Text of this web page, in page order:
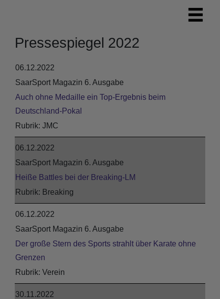
Pressespiegel 2022
06.12.2022
SaarSport Magazin 6. Ausgabe
Auch ohne Medaille ein Top-Ergebnis beim
Deutschland-Pokal
JMC
06.12.2022
SaarSport Magazin 6. Ausgabe
Heiße Battles bei der Breaking-LM
Breaking
06.12.2022
SaarSport Magazin 6. Ausgabe
Der große Stern des Sports strahlt über Karate ohne
Grenzen
Verein
30.11.2022